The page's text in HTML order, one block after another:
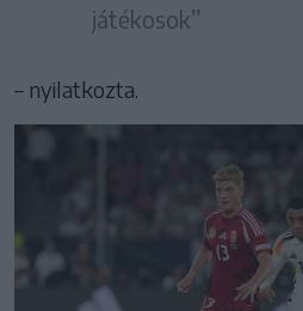
játékosok”
– nyilatkozta.